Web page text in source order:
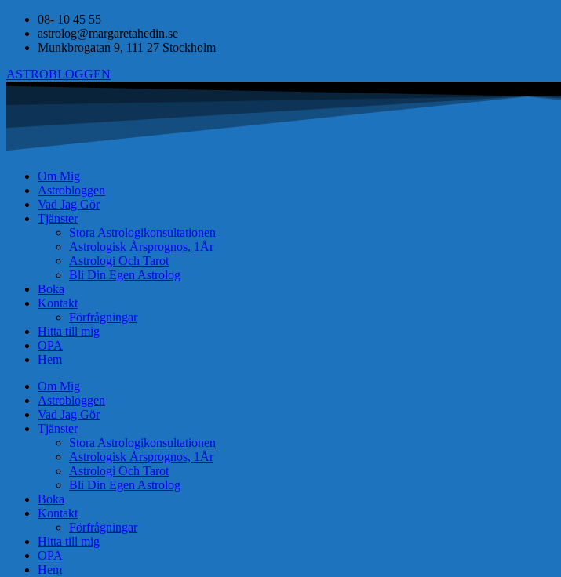
08- 10 45 55
astrolog@margaretahedin.se
Munkbrogatan 9, 111 27 Stockholm
ASTROBLOGGEN
Om Mig
Astrobloggen
Vad Jag Gör
Tjänster
Stora Astrologikonsultationen
Astrologisk Årsprognos, 1År
Astrologi Och Tarot
Bli Din Egen Astrolog
Boka
Kontakt
Förfrågningar
Hitta till mig
OPA
Hem
Om Mig
Astrobloggen
Vad Jag Gör
Tjänster
Stora Astrologikonsultationen
Astrologisk Årsprognos, 1År
Astrologi Och Tarot
Bli Din Egen Astrolog
Boka
Kontakt
Förfrågningar
Hitta till mig
OPA
Hem